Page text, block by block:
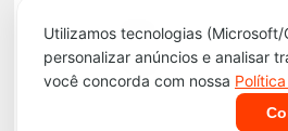
Utilizamos tecnologias (Microsoft/
personalizar anúncios e analisar
você concorda com nossa
Termos
Contato